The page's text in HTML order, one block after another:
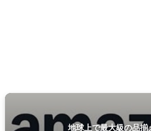
地球上で最大級の品揃